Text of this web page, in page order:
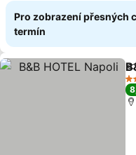
Pro zobrazení přesných
termín
3